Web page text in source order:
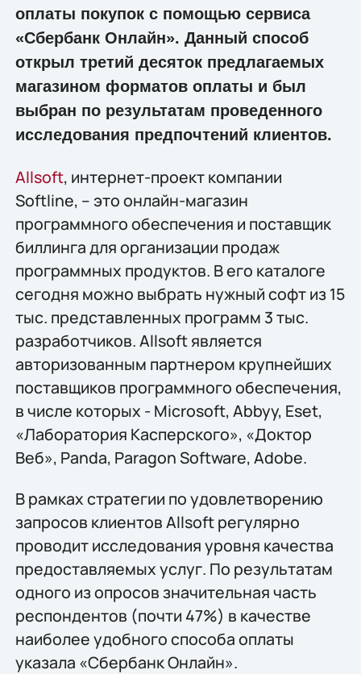
оплаты покупок с помощью сервиса
«Сбербанк Онлайн». Данный способ
открыл третий десяток предлагаемых
магазином форматов оплаты и был
выбран по результатам проведенного
исследования предпочтений клиентов.
Allsoft, интернет-проект компании
Softline, – это онлайн-магазин
программного обеспечения и поставщик
биллинга для организации продаж
программных продуктов. В его каталоге
сегодня можно выбрать нужный софт из 15
тыс. представленных программ 3 тыс.
разработчиков. Allsoft является
авторизованным партнером крупнейших
поставщиков программного обеспечения,
в числе которых - Microsoft, Abbyy, Eset,
«Лаборатория Касперского», «Доктор
Веб», Panda, Paragon Software, Adobe.
В рамках стратегии по удовлетворению
запросов клиентов Allsoft регулярно
проводит исследования уровня качества
предоставляемых услуг. По результатам
одного из опросов значительная часть
респондентов (почти 47%) в качестве
наиболее удобного способа оплаты
указала «Сбербанк Онлайн».